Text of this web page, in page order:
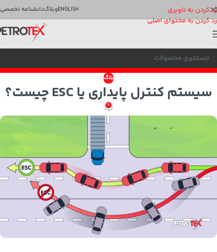
رد کردن به ناوبری
رد کردن به محتوای اصلی
ENGLISHوبلاگدانشنامه تخصصی
بلاگ
سیستم کنترل پایداری یا ESC چیست؟
0